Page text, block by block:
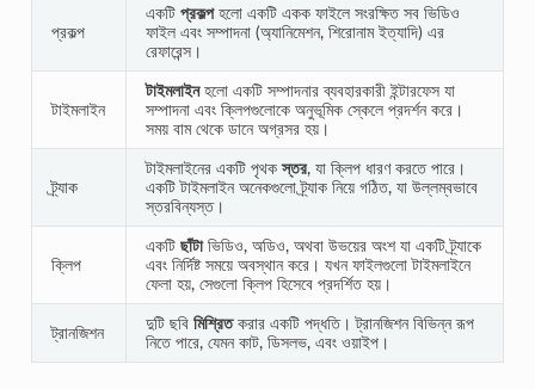
প্রকল্প
একটি প্রকল্পহলো একটি একক ফাইলে সংরক্ষিত সব ভিডিও
ফাইল এবং সম্পাদনা (অ্যানিমেশন, শিরোনাম ইত্যাদি) এর
রেফারেন্স।
টাইমলাইন
টাইমলাইনহলো একটি সম্পাদনার ব্যবহারকারী ইন্টারফেস যা
সম্পাদনা এবং ক্লিপগুলোকে অনুভূমিক স্কেলে প্রদর্শন করে।
সময় বাম থেকে ডানে অগ্রসর হয়।
ট্র্যাক
টাইমলাইনের একটি পৃথকস্তর, যা ক্লিপ ধারণ করতে পারে।
একটি টাইমলাইন অনেকগুলো ট্র্যাক নিয়ে গঠিত, যা উল্লম্বভাবে
স্তরবিন্যস্ত।
ক্লিপ
একটি ছাঁটাভিডিও, অডিও, অথবা উভয়ের অংশ যা একটি ট্র্যাকে
এবং নির্দিষ্ট সময়ে অবস্থান করে। যখন ফাইলগুলো টাইমলাইনে
ফেলা হয়, সেগুলো ক্লিপ হিসেবে প্রদর্শিত হয়।
ট্রানজিশন দুটি ছবি মিশ্রিতকরার একটি পদ্ধতি। ট্রানজিশন বিভিন্ন রূপ
নিতে পারে, যেমন কাট, ডিসলভ, এবং ওয়াইপ।